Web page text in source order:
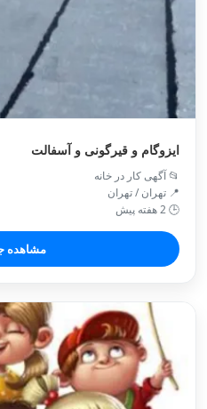
ایزوگام و قیرگونی و آسفالت
📂 آگهی کار در خانه
📍 تهران / تهران
🕒 2 هفته پیش
مشاهده